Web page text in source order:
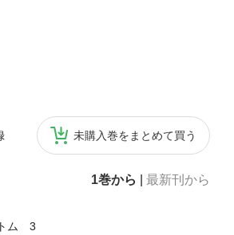
未購入巻をまとめて買う
1巻から 最新刊から
ム 3